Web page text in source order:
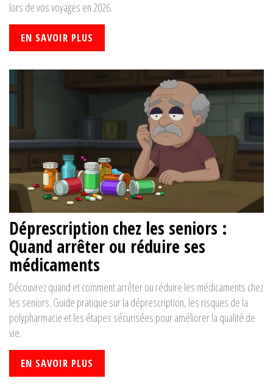
lors de vos voyages en 2026.
EN SAVOIR PLUS
Déprescription chez les seniors :
Quand arrêter ou réduire ses
médicaments
Découvrez quand et comment arrêter ou réduire les médicaments chez
les seniors. Guide pratique sur la déprescription, les risques de la
polypharmacie et les étapes sécurisées pour améliorer la qualité de
vie.
EN SAVOIR PLUS